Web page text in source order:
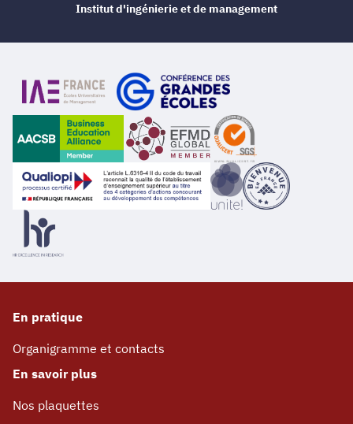
En pratique
Organigramme et contacts
En savoir plus
Nos plaquettes
Institut d'ingénierie et de management